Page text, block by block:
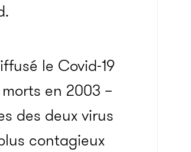
le Covid-19
en 2003 –
des deux virus
contagieux